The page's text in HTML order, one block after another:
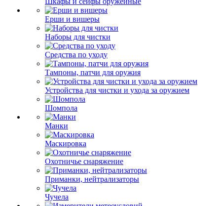
Ерши и вишеры
Наборы для чистки
Средства по уходу
Тампоны, патчи для оружия
Устройства для чистки и ухода за оружием
Шомпола
Манки
Маскировка
Охотничье снаряжение
Приманки, нейтрализаторы
Чучела